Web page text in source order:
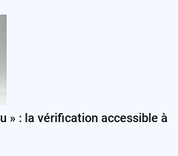
» : la vérification accessible à